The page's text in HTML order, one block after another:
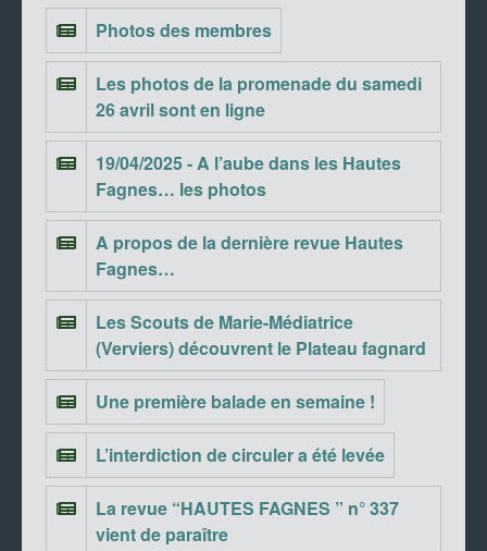
Photos des membres
Les photos de la promenade du samedi
26 avril sont en ligne
19/04/2025 - A l’aube dans les Hautes
Fagnes… les photos
A propos de la dernière revue Hautes
Fagnes…
Les Scouts de Marie-Médiatrice
(Verviers) découvrent le Plateau fagnard
Une première balade en semaine !
L’interdiction de circuler a été levée
La revue “HAUTES FAGNES ” n° 337
vient de paraître